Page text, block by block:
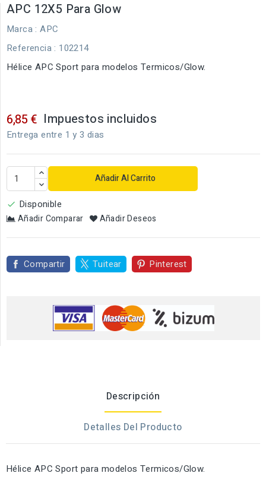
APC 12X5 Para Glow
Marca : APC
Referencia : 102214
Hélice APC Sport para modelos Termicos/Glow.
6,85 € Impuestos incluidos
Entrega entre 1 y 3 dias
Añadir Al Carrito
 Disponible
Añadir Comparar Añadir Deseos
Compartir Tuitear Pinterest
Descripción
Detalles Del Producto
Hélice APC Sport para modelos Termicos/Glow.